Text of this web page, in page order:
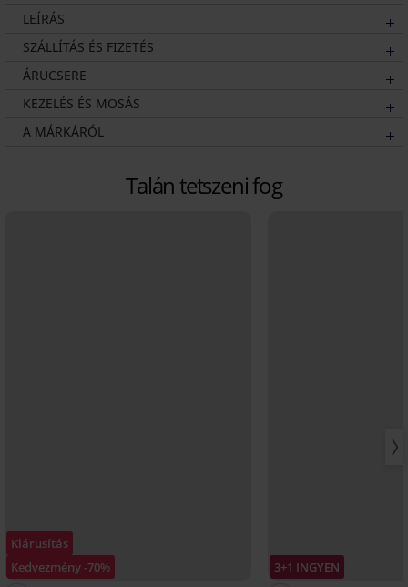
LEÍRÁS
SZÁLLÍTÁS ÉS FIZETÉS
ÁRUCSERE
KEZELÉS ÉS MOSÁS
A MÁRKÁRÓL
Talán tetszeni fog
Kiárusítás
Kedvezmény -70%
3+1 INGYEN